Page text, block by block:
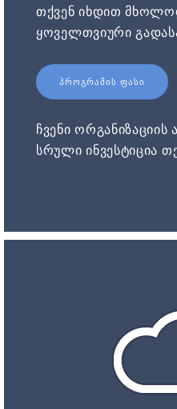
თქვენ იხდით
ყოველთვიური
ᲞᲠᲝᲒᲠᲐᲛᲘᲡ ᲤᲐᲡᲘ
ჩვენი ორგანიზაციის
სრული ინვესტიცია